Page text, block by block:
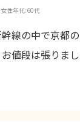
女性年代:60代
線の中で京都
値段は張りま